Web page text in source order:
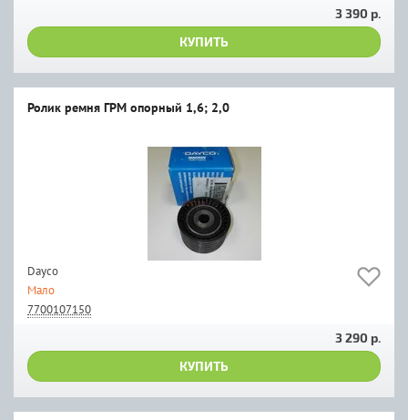
3 390 р.
КУПИТЬ
Ролик ремня ГРМ опорный 1,6; 2,0
Dayco
Мало
7700107150
3 290 р.
КУПИТЬ